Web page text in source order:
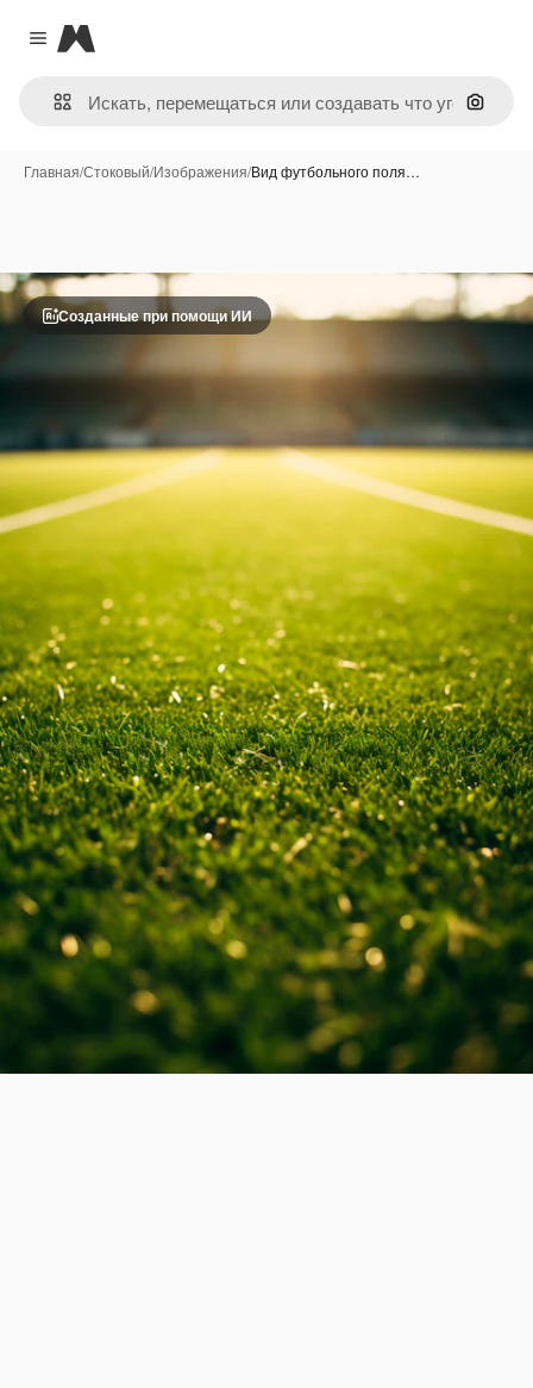
Close menu
Magnific
Поиск
Главная/Стоковый/Изображения/Вид футбольного поля…
Созданные при помощи ИИ